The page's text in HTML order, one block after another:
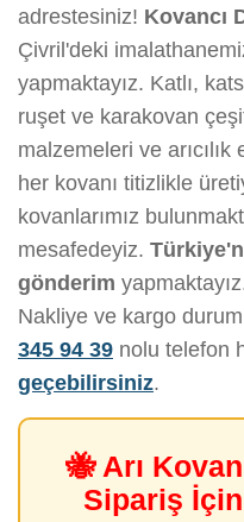
adrestesiniz! Kovancı
Çivril'deki
yapmaktayız. Katlı,
ruşet ve karakovan
malzemeleri ve
her kovanı titizlikle
kovanlarımız
mesafedeyiz.
gönderim
Nakliye ve kargo
345 94 39 nolu telefon
geçebilirsiniz.
🐝 Arı
Sipariş İçin